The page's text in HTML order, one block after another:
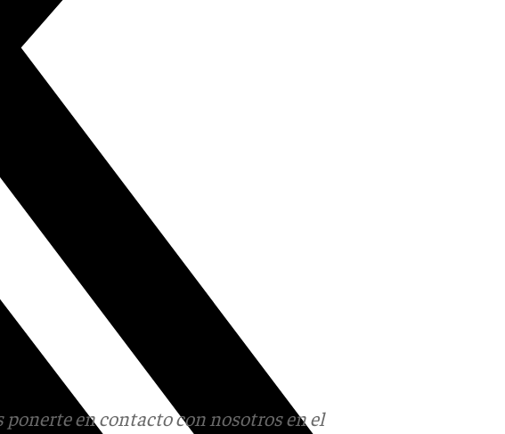
ponerte en contacto con nosotros en el